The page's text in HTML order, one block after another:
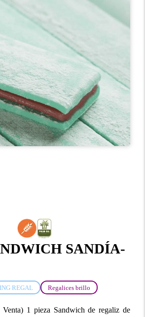
SANDÍA-
REGAL Regalices brillo
1 pieza Sandwich de regaliz de